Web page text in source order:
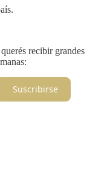
recibir grandes
Suscribirse